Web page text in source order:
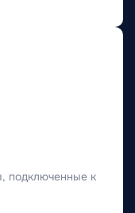
подключенные к